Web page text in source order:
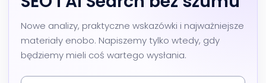
Nowe analizy, praktyczne wskazówki i najważniejsze
materiały enobo. Napiszemy tylko wtedy, gdy
będziemy mieli coś wartego wysłania.